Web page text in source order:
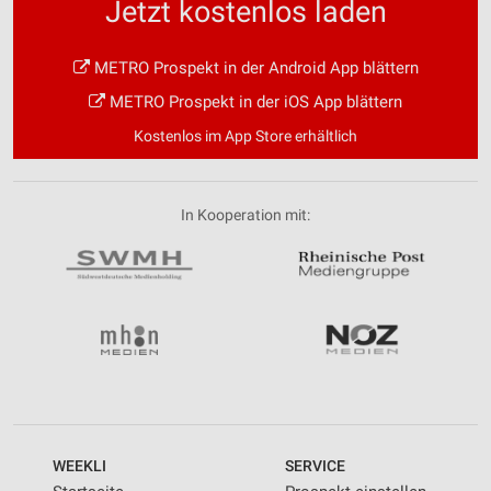
Jetzt kostenlos laden
METRO Prospekt in der Android App blättern
METRO Prospekt in der iOS App blättern
Kostenlos im App Store erhältlich
In Kooperation mit:
WEEKLI SERVICE